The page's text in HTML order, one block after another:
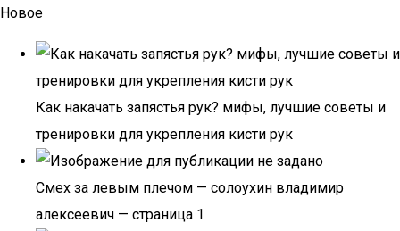
Новое
Как накачать запястья рук? мифы, лучшие советы и
тренировки для укрепления кисти рук
Смех за левым плечом — солоухин владимир
алексеевич — страница 1